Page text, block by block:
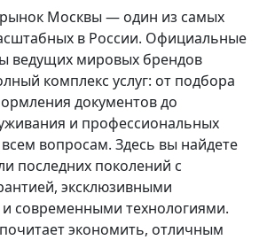
Москвы — один из самых
в России. Официальные
ведущих мировых брендов
комплекс услуг: от подбора
документов до
и профессиональных
вопросам. Здесь вы найдете
последних поколений с
эксклюзивными
современными технологиями.
экономить, отличным